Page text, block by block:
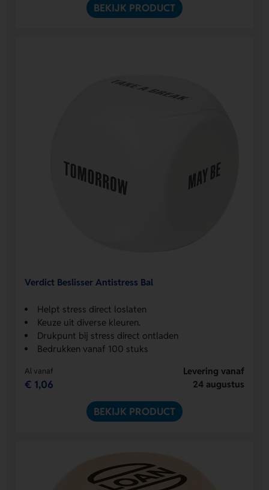
BEKIJK PRODUCT
Verdict Beslisser Antistress Bal
Helpt stress direct loslaten
Keuze uit diverse kleuren.
Drukpunt bij stress direct ontladen
Bedrukken vanaf 100 stuks
Al vanaf
€ 1,06
Levering vanaf
24 augustus
BEKIJK PRODUCT